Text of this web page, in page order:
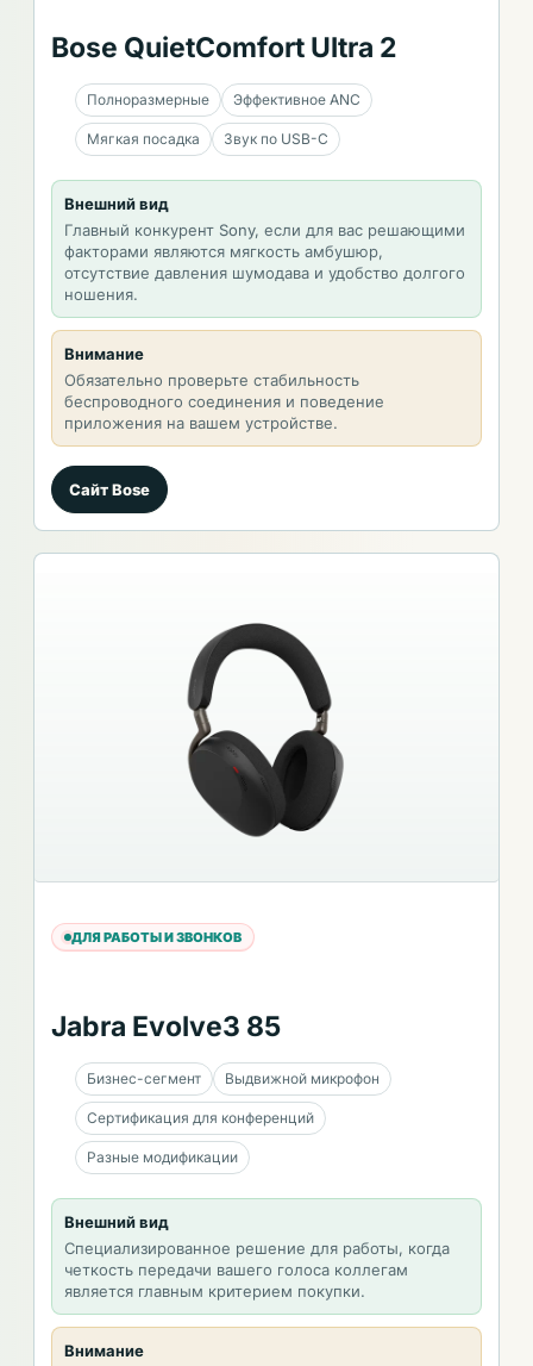
Bose QuietComfort Ultra 2
Полноразмерные Эффективное ANC
Мягкая посадка Звук по USB-C
Внешний вид
Главный конкурент Sony, если для вас решающими
факторами являются мягкость амбушюр,
отсутствие давления шумодава и удобство долгого
ношения.
Внимание
Обязательно проверьте стабильность
беспроводного соединения и поведение
приложения на вашем устройстве.
Сайт Bose
ДЛЯ РАБОТЫ И ЗВОНКОВ
Jabra Evolve3 85
Бизнес-сегмент Выдвижной микрофон
Сертификация для конференций
Разные модификации
Внешний вид
Специализированное решение для работы, когда
четкость передачи вашего голоса коллегам
является главным критерием покупки.
Внимание